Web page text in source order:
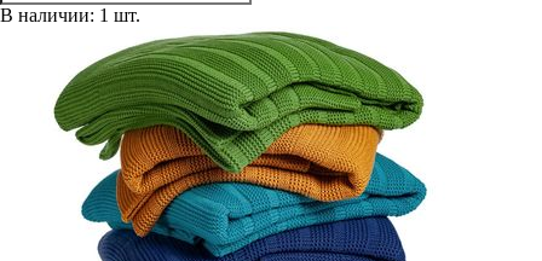
В наличии: 1 шт.